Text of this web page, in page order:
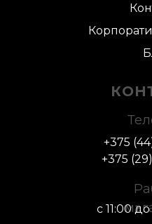
+375
+375
с 11:00